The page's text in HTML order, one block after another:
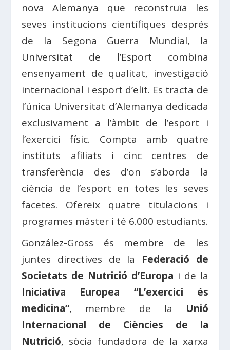
nova Alemanya que reconstruïa les
seves institucions científiques després
de la Segona Guerra Mundial, la
Universitat de l’Esport combina
ensenyament de qualitat, investigació
internacional i esport d’elit. Es tracta de
l’única Universitat d’Alemanya dedicada
exclusivament a l’àmbit de l’esport i
l’exercici físic. Compta amb quatre
instituts afiliats i cinc centres de
transferència des d’on s’aborda la
ciència de l’esport en totes les seves
facetes. Ofereix quatre titulacions i
programes màster i té 6.000 estudiants.
González-Gross és membre de les
juntes directives de la Federació de
Societats de Nutrició d’Europa i de la
Iniciativa Europea “L’exercici és
medicina”, membre de la Unió
Internacional de Ciències de la
Nutrició, sòcia fundadora de la xarxa